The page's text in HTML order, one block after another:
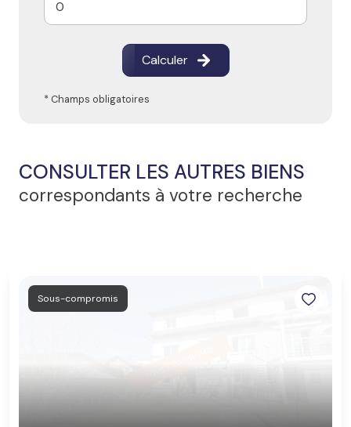
Calculer
* Champs obligatoires
CONSULTER LES AUTRES BIENS
correspondants à votre recherche
Sous-compromis